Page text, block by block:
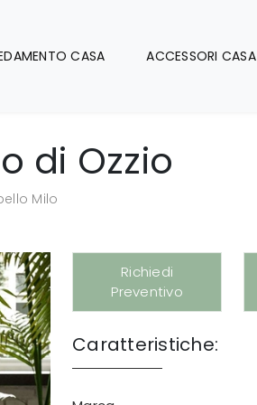
CASA ACCESSORI CASA
di Ozzio
Milo
Richiedi
Preventivo
Caratteristiche: